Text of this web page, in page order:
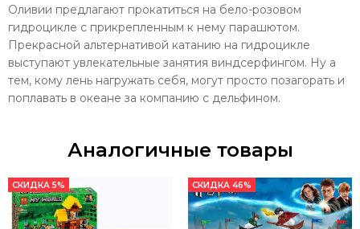
Оливии предлагают прокатиться на бело-розовом
гидроцикле с прикрепленным к нему парашютом.
Прекрасной альтернативой катанию на гидроцикле
выступают увлекательные занятия виндсерфингом. Ну а
тем, кому лень нагружать себя, могут просто позагорать и
поплавать в океане за компанию с дельфином.
Аналогичные товары
СКИДКА 5% СКИДКА 46%